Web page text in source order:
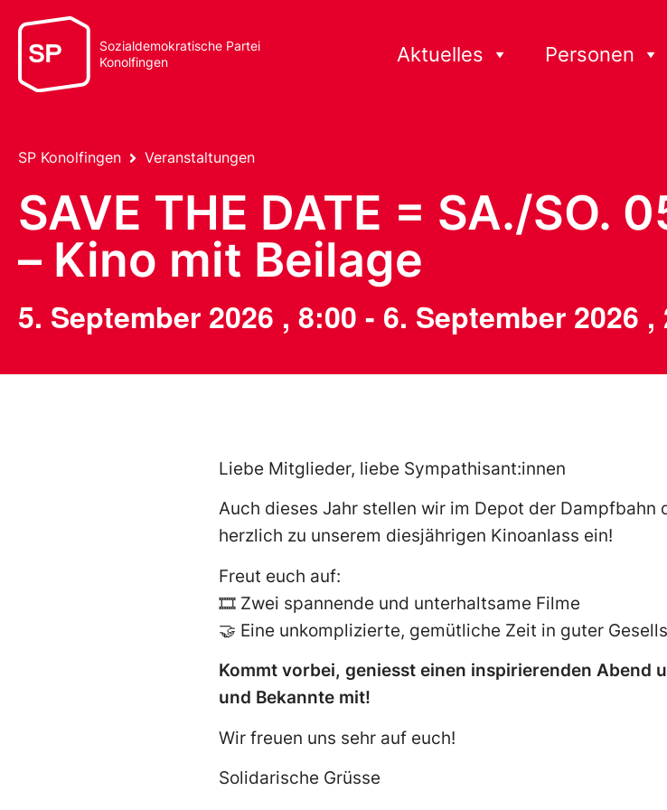
Sozialdemokratische Partei
Konolfingen
Aktuelles Personen
SP Konolfingen Veranstaltungen
SAVE THE DATE = SA./SO.
– Kino mit Beilage
5. September 2026 , 8:00 - 6. September 2026 ,
Liebe Mitglieder, liebe Sympathisant:innen
Auch dieses Jahr stellen wir im Depot der Dampfbahn
herzlich zu unserem diesjährigen Kinoanlass ein!
Freut euch auf:
🎞️ Zwei spannende und unterhaltsame Filme
🤝 Eine unkomplizierte, gemütliche Zeit in guter
Kommt vorbei, geniesst einen inspirierenden Abend
und Bekannte mit!
Wir freuen uns sehr auf euch!
Solidarische Grüsse